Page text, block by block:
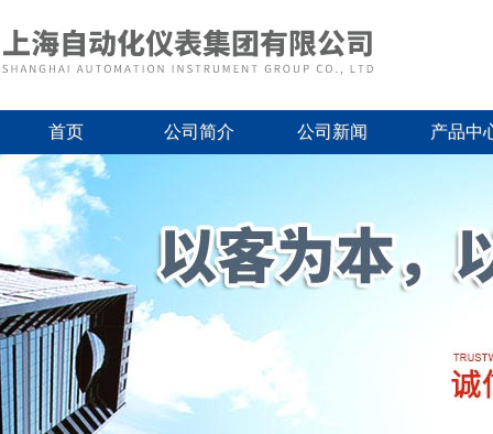
首页 公司简介 公司新闻 产品中